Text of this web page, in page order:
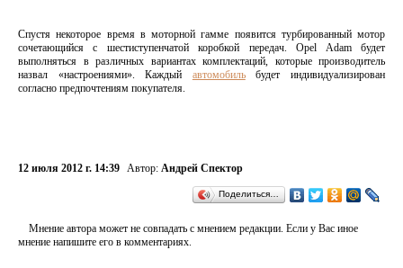
Спустя некоторое время в моторной гамме появится турбированный мотор
сочетающийся с шестиступенчатой коробкой передач. Opel Adam будет
выполняться в различных вариантах комплектаций, которые производитель
назвал «настроениями». Каждый автомобильбудет индивидуализирован
согласно предпочтениям покупателя.
12 июля 2012 г. 14:39 Автор: Андрей Спектор
Поделиться…
Мнение автора может не совпадать с мнением редакции. Если у Вас иное
мнение напишите его в комментариях.